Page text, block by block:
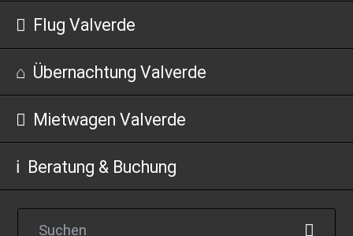
Flug Valverde
Übernachtung Valverde
Mietwagen Valverde
Beratung & Buchung